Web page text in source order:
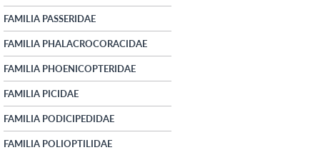
FAMILIA PASSERIDAE
FAMILIA PHALACROCORACIDAE
FAMILIA PHOENICOPTERIDAE
FAMILIA PICIDAE
FAMILIA PODICIPEDIDAE
FAMILIA POLIOPTILIDAE